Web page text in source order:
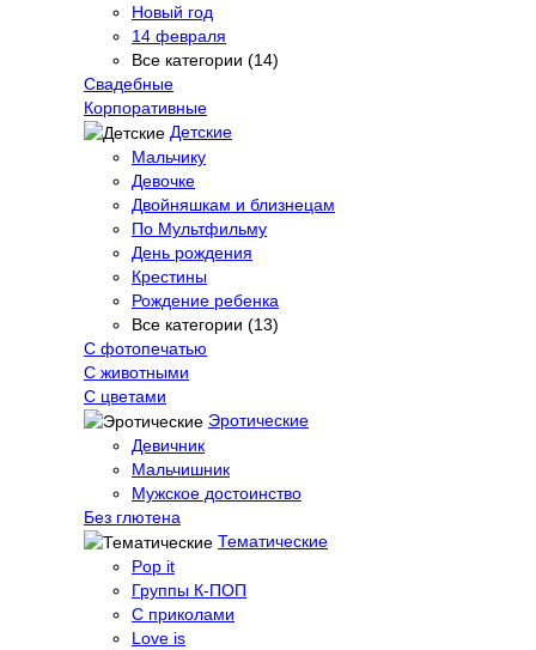
Новый год
14 февраля
Все категории (14)
Свадебные
Корпоративные
Детские
Мальчику
Девочке
Двойняшкам и близнецам
По Мультфильму
День рождения
Крестины
Рождение ребенка
Все категории (13)
С фотопечатью
C животными
С цветами
Эротические
Девичник
Мальчишник
Мужское достоинство
Без глютена
Тематические
Pop it
Группы К-ПОП
С приколами
Love is